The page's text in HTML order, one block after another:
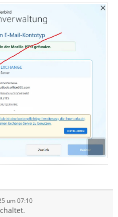
um 07:10